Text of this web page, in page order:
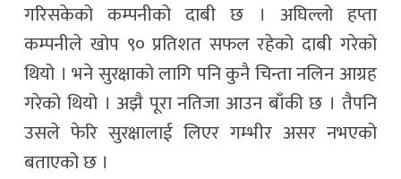
गरिसकेको कम्पनीको दाबी छ । अघिल्लो हप्ता
कम्पनीले खोप ९० प्रतिशत सफल रहेको दाबी गरेको
थियो । भने सुरक्षाको लागि पनि कुनै चिन्ता नलिन आग्रह
गरेको थियो । अझै पूरा नतिजा आउन बाँकी छ । तैपनि
उसले फेरि सुरक्षालाई लिएर गम्भीर असर नभएको
बताएको छ ।